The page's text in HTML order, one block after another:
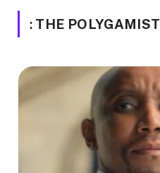
: THE POLYGAMIST